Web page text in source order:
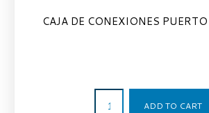
CAJA DE CONEXIONES
ADD TO CART